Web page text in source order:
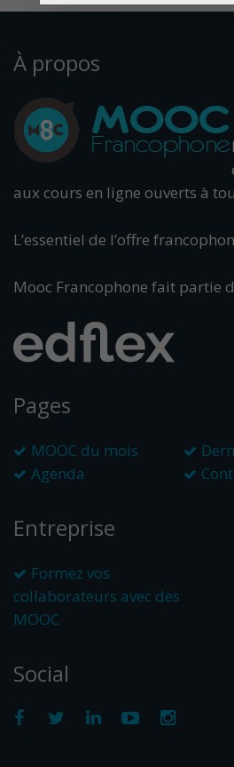
À propos
aux cours en ligne ouverts à
L’essentiel de l’offre
Mooc Francophone fait partie
Pages
MOOC du mois
Agenda
Entreprise
Formez vos
collaborateurs avec des
MOOC
Social